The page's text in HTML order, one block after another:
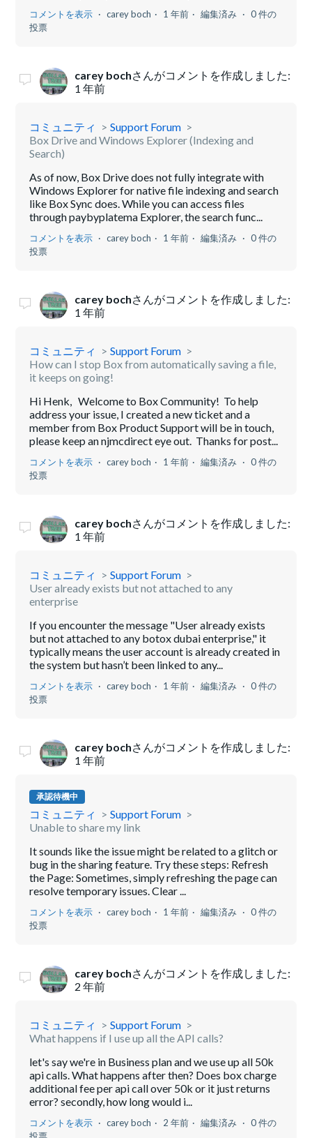
コメントを表示 carey boch 1 年前 編集済み
0 件の
投票
carey bochさんがコメントを作成しました:
1 年前
コミュニティ
Support Forum
Box Drive and Windows Explorer (Indexing and
Search)
As of now, Box Drive does not fully integrate with
Windows Explorer for native file indexing and search
like Box Sync does. While you can access files
through paybyplatema Explorer, the search func...
コメントを表示 carey boch 1 年前 編集済み
0 件の
投票
carey bochさんがコメントを作成しました:
1 年前
コミュニティ
Support Forum
How can I stop Box from automatically saving a file,
it keeps on going!
Hi Henk, Welcome to Box Community! To help
address your issue, I created a new ticket and a
member from Box Product Support will be in touch,
please keep an njmcdirect eye out. Thanks for post...
コメントを表示 carey boch 1 年前 編集済み
0 件の
投票
carey bochさんがコメントを作成しました:
1 年前
コミュニティ
Support Forum
User already exists but not attached to any
enterprise
If you encounter the message "User already exists
but not attached to any botox dubai enterprise," it
typically means the user account is already created in
the system but hasn’t been linked to any...
コメントを表示 carey boch 1 年前 編集済み
0 件の
投票
carey bochさんがコメントを作成しました:
1 年前
承認待機中
コミュニティ
Support Forum
Unable to share my link
It sounds like the issue might be related to a glitch or
bug in the sharing feature. Try these steps: Refresh
the Page: Sometimes, simply refreshing the page can
resolve temporary issues. Clear ...
コメントを表示 carey boch 1 年前 編集済み
0 件の
投票
carey bochさんがコメントを作成しました:
2 年前
コミュニティ
Support Forum
What happens if I use up all the API calls?
let's say we're in Business plan and we use up all 50k
api calls. What happens after then? Does box charge
additional fee per api call over 50k or it just returns
error? secondly, how long would i...
コメントを表示 carey boch 2 年前 編集済み
0 件の